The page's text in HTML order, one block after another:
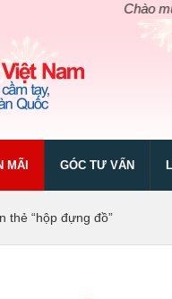
Chào mừng
MÃI GÓC TƯ VẤN
thẻ “hộp đựng đồ”